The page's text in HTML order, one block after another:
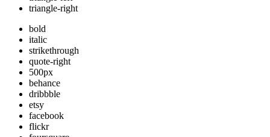
triangle-right
bold
italic
strikethrough
quote-right
500px
behance
dribbble
etsy
facebook
flickr